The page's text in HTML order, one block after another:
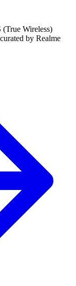
(True Wireless)
by Realme